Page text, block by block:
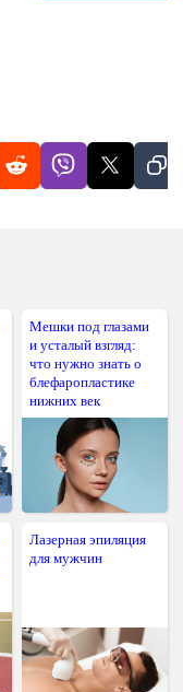
Мешки под глазами
и усталый взгляд:
что нужно знать о
блефаропластике
нижних век
Лазерная эпиляция
для мужчин